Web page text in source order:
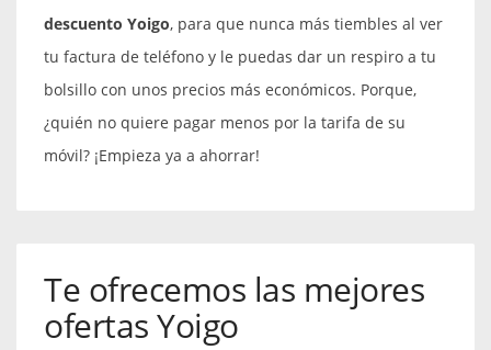
descuento Yoigo, para que nunca más tiembles al ver
tu factura de teléfono y le puedas dar un respiro a tu
bolsillo con unos precios más económicos. Porque,
¿quién no quiere pagar menos por la tarifa de su
móvil? ¡Empieza ya a ahorrar!
Te ofrecemos las mejores
ofertas Yoigo